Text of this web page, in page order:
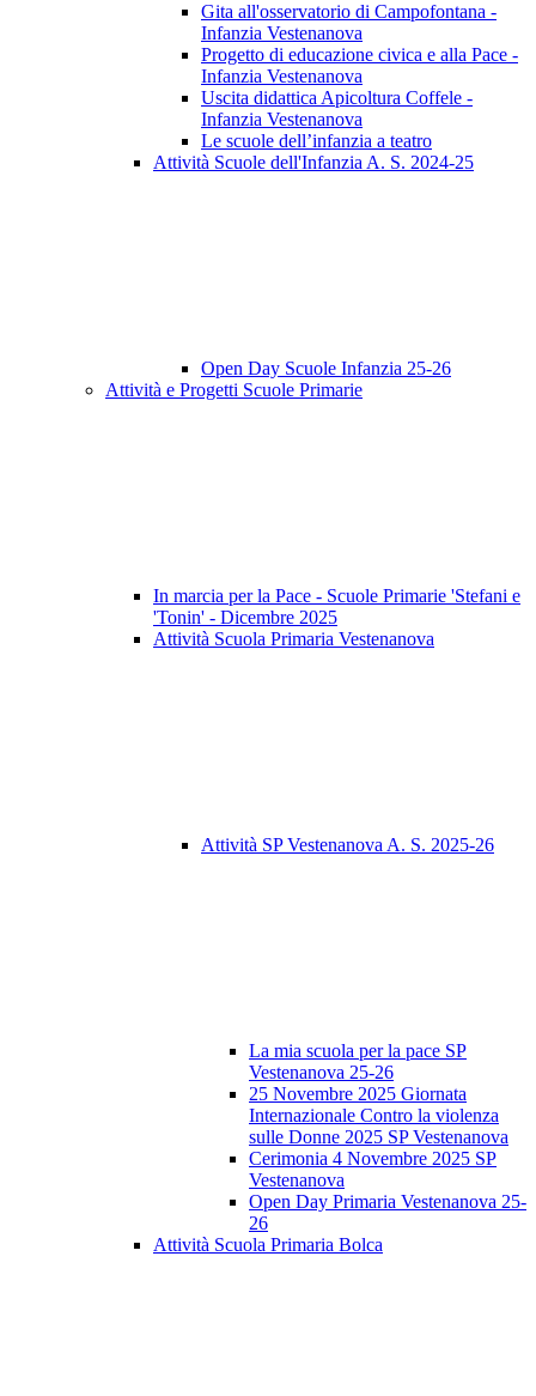
Gita all'osservatorio di Campofontana -
Infanzia Vestenanova
Progetto di educazione civica e alla Pace -
Infanzia Vestenanova
Uscita didattica Apicoltura Coffele -
Infanzia Vestenanova
Le scuole dell’infanzia a teatro
Attività Scuole dell'Infanzia A. S. 2024-25
Open Day Scuole Infanzia 25-26
Attività e Progetti Scuole Primarie
In marcia per la Pace - Scuole Primarie 'Stefani e
'Tonin' - Dicembre 2025
Attività Scuola Primaria Vestenanova
Attività SP Vestenanova A. S. 2025-26
La mia scuola per la pace SP
Vestenanova 25-26
25 Novembre 2025 Giornata
Internazionale Contro la violenza
sulle Donne 2025 SP Vestenanova
Cerimonia 4 Novembre 2025 SP
Vestenanova
Open Day Primaria Vestenanova 25-
26
Attività Scuola Primaria Bolca